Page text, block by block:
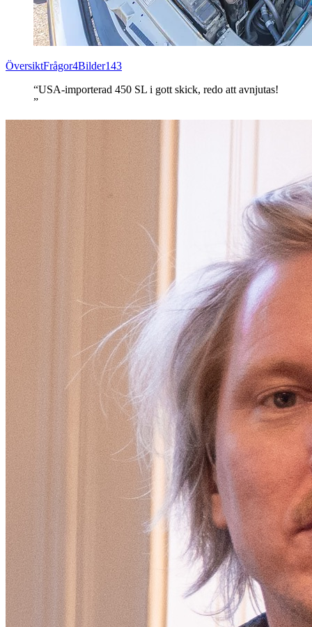
ÖversiktFrågor4Bilder143
“USA-importerad 450 SL i gott skick, redo att avnjutas!
”